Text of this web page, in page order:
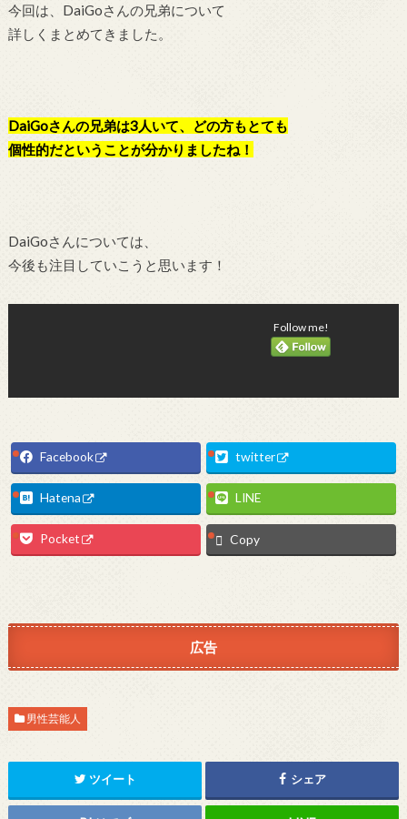
今回は、DaiGoさんの兄弟について
詳しくまとめてきました。
DaiGoさんの兄弟は3人いて、どの方もとても
個性的だということが分かりましたね！
DaiGoさんについては、
今後も注目していこうと思います！
Follow me!
Facebook twitter
Hatena LINE
Pocket Copy
広告
男性芸能人
ツイート シェア